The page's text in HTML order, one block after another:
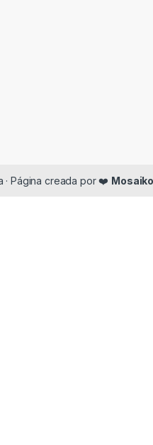
· Página creada por ❤️